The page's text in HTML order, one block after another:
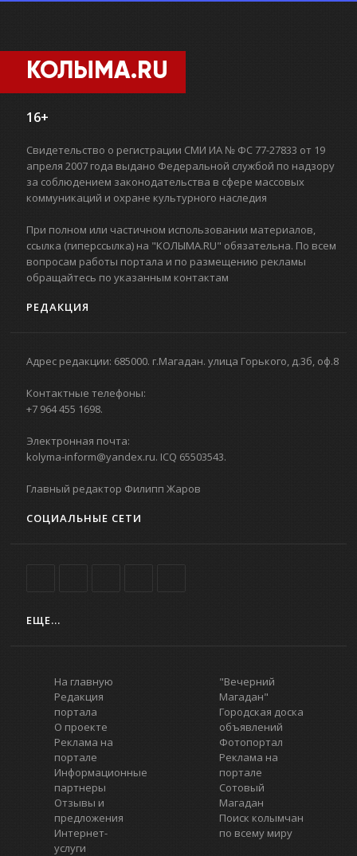
КОЛЫМА.RU
16+
Свидетельство о регистрации СМИ ИА № ФС 77-27833 от 19
апреля 2007 года выдано Федеральной службой по надзору
за соблюдением законодательства в сфере массовых
коммуникаций и охране культурного наследия
При полном или частичном использовании материалов,
ссылка (гиперссылка) на "КОЛЫМА.RU" обязательна. По всем
вопросам работы портала и по размещению рекламы
обращайтесь по указанным контактам
РЕДАКЦИЯ
Адрес редакции: 685000. г.Магадан. улица Горького, д.3б, оф.8
Контактные телефоны:
+7 964 455 1698.
Электронная почта:
kolyma-inform@yandex.ru. ICQ 65503543.
Главный редактор Филипп Жаров
СОЦИАЛЬНЫЕ СЕТИ
ЕЩЕ...
На главную
Редакция
портала
О проекте
Реклама на
портале
Информационные
партнеры
Отзывы и
предложения
Интернет-
услуги
"Вечерний
Магадан"
Городская доска
объявлений
Фотопортал
Реклама на
портале
Сотовый
Магадан
Поиск колымчан
по всему миру